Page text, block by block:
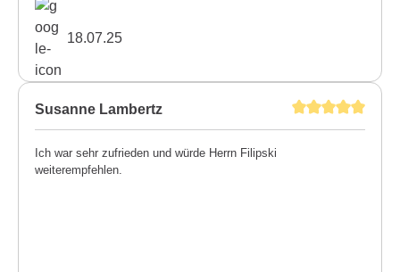
18.07.25
Susanne Lambertz
Ich war sehr zufrieden und würde Herrn Filipski
weiterempfehlen.